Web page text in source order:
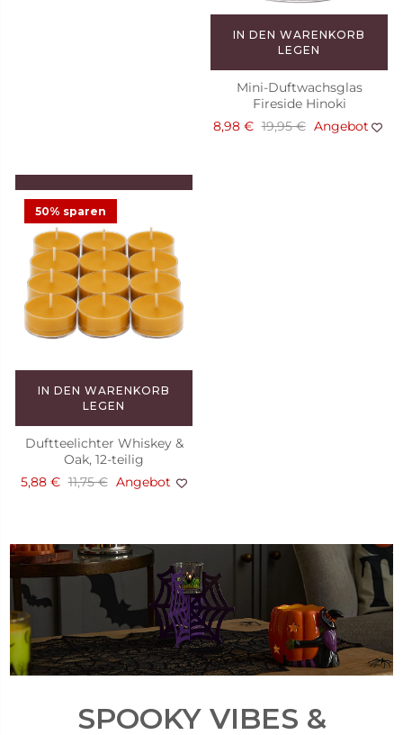
LEGEN
Duftteelichter Maple Tobac,
12 St.
11,75 €
IN DEN WARENKORB
LEGEN
Mini-Duftwachsglas
Fireside Hinoki
8,98 € 19,95 € Angebot
50% sparen
IN DEN WARENKORB
LEGEN
Duftteelichter Whiskey &
Oak, 12-teilig
5,88 € 11,75 € Angebot
SPOOKY VIBES &